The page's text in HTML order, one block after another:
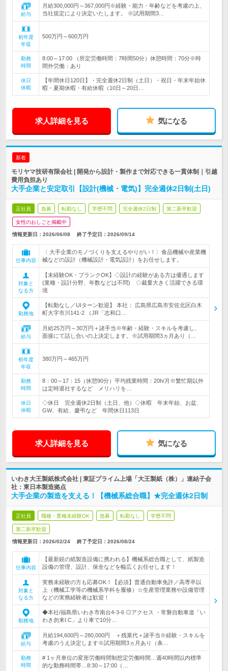
給与
月給300,000円～367,000円※経験・能力・年齢などを考慮の上、
当社規定により決定いたします。 ※試用期間3…
初年度
年収
500万円～600万円
勤務
時間
8:00～17:00 （所定労働時間：7時間50分）休憩時間：70分※時
間外労働：あり
休日
休暇
【年間休日120日】・完全週休2日制（土日）・祝日・年末年始休
暇・夏期休暇・有給休暇（10日～20日…
求人詳細を見る 気になる
新着
モリヤマ技研有限会社 | 開発から設計・製作まで対応できる一貫体制｜引越
費用負担あり
大手企業と安定取引【設計(機械・電気)】完全週休2日制(土日)
正社員 急募 転勤なし 学歴不問 完全週休2日制 第二新卒歓迎
女性のおしごと掲載中
情報更新日：2026/06/08 終了予定日： 2026/09/14
仕事内容
〈 大手企業のモノづくりを支えるやりがい！〉食品機械や産業機
械などの設計（機械設計・電気設計）をお任せします。
対象と
なる方
【未経験OK・ブランクOK】◇設計の経験がある方は優遇します
(業種・設計分野、年数などは不問) ◇裁量大きく活躍できる環
境
勤務地
【転勤なし／UIターン歓迎】 本社： 広島県広島市安佐北区白木
町大字市川141-2 （JR「志和口…
給与
月給25万円～30万円＋諸手当※年齢・経験・スキルを考慮し、
面接にて話し合いの上決定します。※試用期間3ヵ月あり（…
初年度
年収
380万円～465万円
勤務
時間
8：00～17：15（休憩90分）平均残業時間：20h/月※繁忙期以外
は定時退社するなど メリハリを…
休日
休暇
◇休日 完全週休2日制（土日、他）◇休暇 年末年始、お盆、
GW、有給、慶弔など 年間休日113日
求人詳細を見る 気になる
いわき大王製紙株式会社 | 東証プライム上場「大王製紙（株）」連結子会
社：東日本製造拠点
大手企業の製造を支える！【機械系総合職】★完全週休2日制
正社員 職種・業種未経験OK 急募 転勤なし 学歴不問
第二新卒歓迎
情報更新日：2026/02/24 終了予定日： 2026/08/24
仕事内容
【最新鋭の紙製造設備に携われる】機械系総合職として、紙製造
設備の管理、設計、保全などを幅広くお任せします！
対象と
なる方
実務未経験の方も応募OK！【必須】普通自動車免許／高専卒以
上（機械工学等の機械系学科を履修）☆生産管理業務や設備管理
などの実務経験者は歓迎！
勤務地
◆本社/福島県いわき市南台4-3-6 ◎アクセス ・常磐自動車道「い
わき勿来I.C」より車で10分…
給与
月給194,600円～280,000円 ＋残業代＋諸手当※経験・スキルを
考慮のうえ決定します※試用期間3ヵ月あり（条…
勤務
時間
# 1ヶ月単位の変形労働時間制想定労働時間…週40時間以内標準
的な勤務時間帯…8:30～17:00（…